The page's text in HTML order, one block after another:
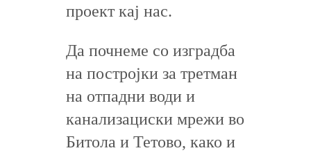
проект кај нас.
Да почнеме со изградба
на постројки за третман
на отпадни води и
канализациски мрежи во
Битола и Тетово, како и